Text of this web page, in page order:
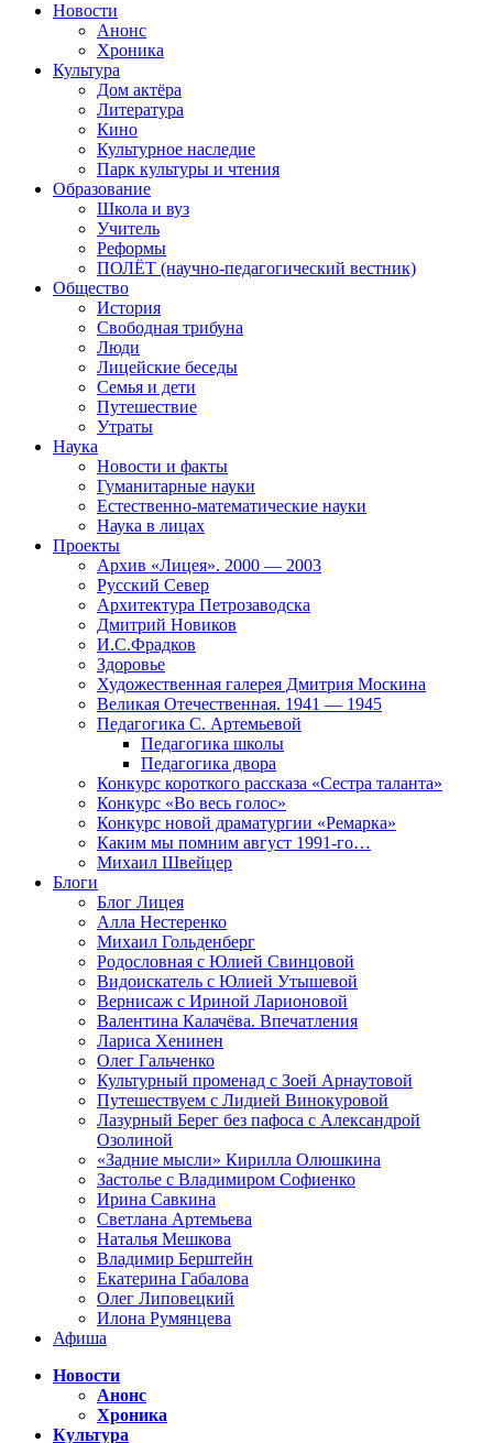
Новости
Анонс
Хроника
Культура
Дом актёра
Литература
Кино
Культурное наследие
Парк культуры и чтения
Образование
Школа и вуз
Учитель
Реформы
ПОЛЁТ (научно-педагогический вестник)
Общество
История
Свободная трибуна
Люди
Лицейские беседы
Семья и дети
Путешествие
Утраты
Наука
Новости и факты
Гуманитарные науки
Естественно-математические науки
Наука в лицах
Проекты
Архив «Лицея». 2000 — 2003
Русский Север
Архитектура Петрозаводска
Дмитрий Новиков
И.С.Фрадков
Здоровье
Художественная галерея Дмитрия Москина
Великая Отечественная. 1941 — 1945
Педагогика С. Артемьевой
Педагогика школы
Педагогика двора
Конкурс короткого рассказа «Сестра таланта»
Конкурс «Во весь голос»
Конкурс новой драматургии «Ремарка»
Каким мы помним август 1991-го…
Михаил Швейцер
Блоги
Блог Лицея
Алла Нестеренко
Михаил Гольденберг
Родословная с Юлией Свинцовой
Видоискатель с Юлией Утышевой
Вернисаж с Ириной Ларионовой
Валентина Калачёва. Впечатления
Лариса Хенинен
Олег Гальченко
Культурный променад с Зоей Арнаутовой
Путешествуем с Лидией Винокуровой
Лазурный Берег без пафоса с Александрой
Озолиной
«Задние мысли» Кирилла Олюшкина
Застолье с Владимиром Софиенко
Ирина Савкина
Светлана Артемьева
Наталья Мешкова
Владимир Берштейн
Екатерина Габалова
Олег Липовецкий
Илона Румянцева
Афиша
Новости
Анонс
Хроника
Культура